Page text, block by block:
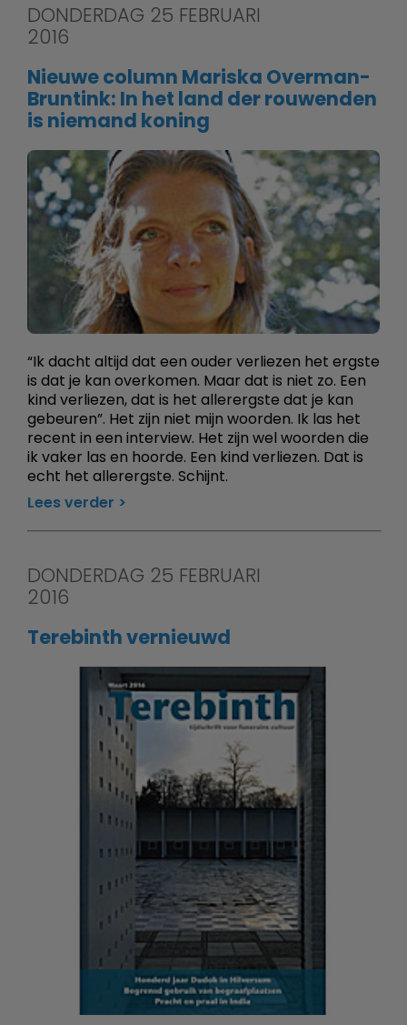
DONDERDAG 25 FEBRUARI
2016
Nieuwe column Mariska Overman-
Bruntink: In het land der rouwenden
is niemand koning
“Ik dacht altijd dat een ouder verliezen het ergste
is dat je kan overkomen. Maar dat is niet zo. Een
kind verliezen, dat is het allerergste dat je kan
gebeuren”. Het zijn niet mijn woorden. Ik las het
recent in een interview. Het zijn wel woorden die
ik vaker las en hoorde. Een kind verliezen. Dat is
echt het allerergste. Schijnt.
Lees verder
DONDERDAG 25 FEBRUARI
2016
Terebinth vernieuwd